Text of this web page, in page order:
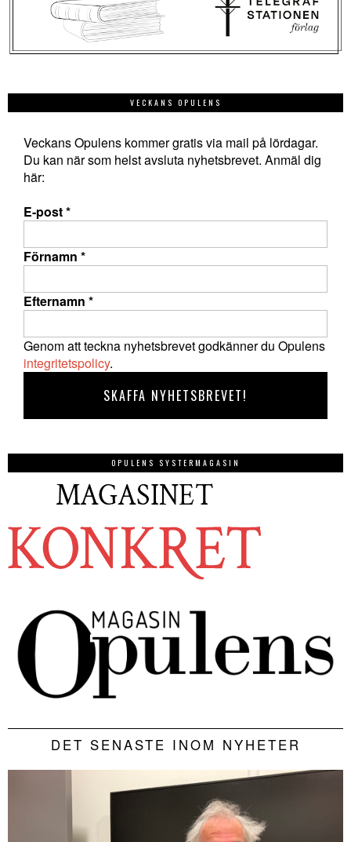
VECKANS OPULENS
Veckans Opulens kommer gratis via mail på lördagar.
Du kan när som helst avsluta nyhetsbrevet. Anmäl dig
här:
E-post*
Förnamn *
Efternamn *
Genom att teckna nyhetsbrevet godkänner du Opulens
integritetspolicy.
OPULENS SYSTERMAGASIN
DET SENASTE INOM NYHETER